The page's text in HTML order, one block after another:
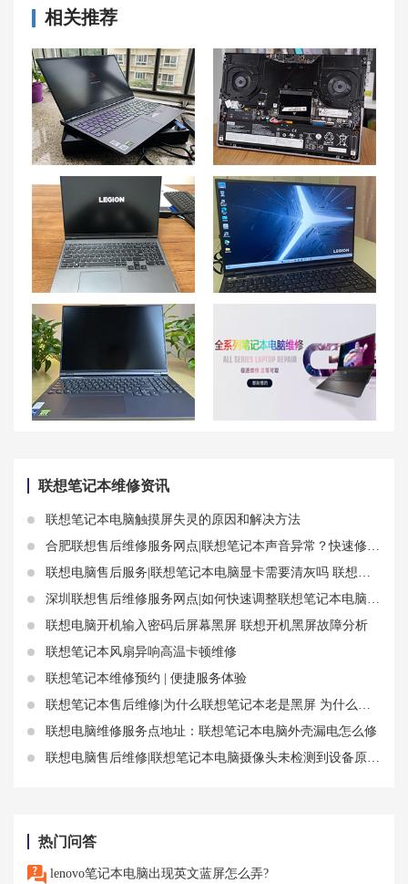
相关推荐
联想拯救者Y9000K笔记本经常死机？快速解决方案大揭秘！ 联想拯救者Y9000K笔记本硬盘故障原因剖析及解决方案！
联想拯救者R9000P开机总是卡屏？R9000P卡在开机界面不动？R9000P长时间画面不动？ 联想拯救者Y9000P电池电量不足10%？如何解决电量严重不足的问题
联想笔记本维修资讯
联想笔记本电脑触摸屏失灵的原因和解决方法
合肥联想售后维修服务网点|联想笔记本声音异常？快速修复方法大揭秘！
联想电脑售后服务|联想笔记本电脑显卡需要清灰吗 联想笔记本显卡会不会有影响
深圳联想售后维修服务网点|如何快速调整联想笔记本电脑屏幕的方向
联想电脑开机输入密码后屏幕黑屏 联想开机黑屏故障分析
联想笔记本风扇异响高温卡顿维修
联想笔记本维修预约 | 便捷服务体验
联想笔记本售后维修|为什么联想笔记本老是黑屏 为什么联想笔记本电脑黑屏用不了
联想电脑维修服务点地址：联想笔记本电脑外壳漏电怎么修
联想电脑售后维修|联想笔记本电脑摄像头未检测到设备原因分析
热门问答
lenovo笔记本电脑出现英文蓝屏怎么弄?